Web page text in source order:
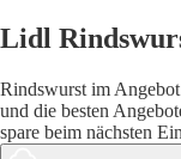
Lidl
Rindswurst im
und die besten
spare beim nächsten